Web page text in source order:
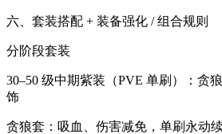
六、套装搭配 + 装备强化 / 组合规则
分阶段套装
30–50 级中期紫装（PVE 单刷）：贪
饰
贪狼套：吸血、伤害减免，单刷永动